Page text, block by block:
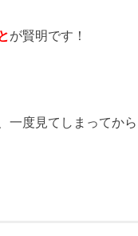
が賢明です！
一度見てしまってから